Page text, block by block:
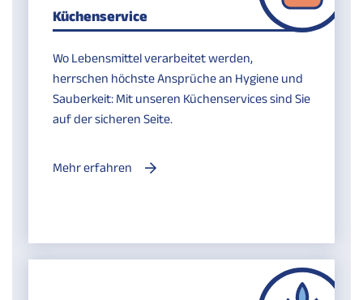
Küchenservice
Wo Lebensmittel verarbeitet werden,
herrschen höchste Ansprüche an Hygiene und
Sauberkeit: Mit unseren Küchenservices sind Sie
auf der sicheren Seite.
Mehr erfahren